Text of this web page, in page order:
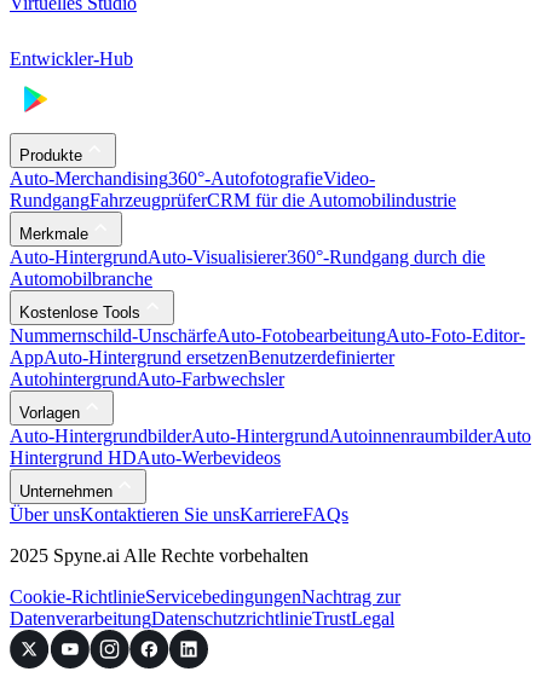
Entwickler-Hub
Produkte
Auto-Merchandising360°-AutofotografieVideo-
RundgangFahrzeugprüferCRM für die Automobilindustrie
Merkmale
Auto-HintergrundAuto-Visualisierer360°-Rundgang durch die
Automobilbranche
Kostenlose Tools
Nummernschild-UnschärfeAuto-FotobearbeitungAuto-Foto-Editor-
AppAuto-Hintergrund ersetzenBenutzerdefinierter
AutohintergrundAuto-Farbwechsler
Vorlagen
Auto-HintergrundbilderAuto-HintergrundAutoinnenraumbilderAuto
Hintergrund HDAuto-Werbevideos
Unternehmen
Über unsKontaktieren Sie unsKarriereFAQs
2025 Spyne.ai Alle Rechte vorbehalten
Cookie-RichtlinieServicebedingungenNachtrag zur
DatenverarbeitungDatenschutzrichtlinieTrustLegal